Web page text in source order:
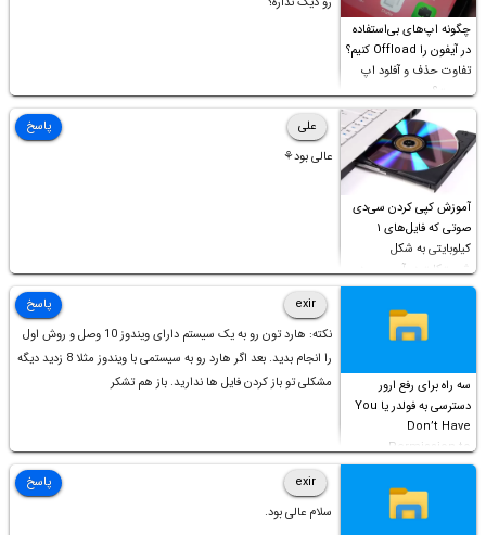
چگونه اپ‌های بی‌استفاده
در آیفون را Offload کنیم؟
تفاوت حذف و آفلود اپ
چیست؟
آموزش کپی کردن سی‌دی
صوتی که فایل‌های ۱
کیلوبایتی به شکل
شورت‌کات در آن موجود
است!
علی
عالی بود⚘
پاسخ
سه راه برای رفع ارور
دسترسی به فولدر یا You
Don’t Have
Permission to
Access this folder
exir
نکته: هارد تون رو به یک سیستم دارای ویندوز 10 وصل و روش اول
را انجام بدید. بعد اگر هارد رو به سیستمی با ویندوز مثلا 8 زدید دیگه
مشکلی تو باز کردن فایل ها ندارید. باز هم تشکر
پاسخ
exir
سلام عالی بود.
پاسخ